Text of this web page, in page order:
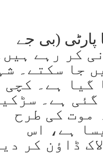
پارٹی (بی جے
کی میزبانی کر رہے
جا سکتے۔
گیا ہے۔ کچی
ہے۔
موت کی طرح
ہے، اس
ڈاؤن کر